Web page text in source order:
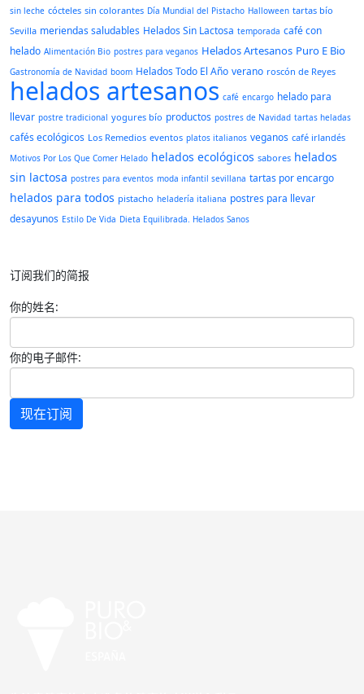
sin leche cócteles sin colorantes Día Mundial del Pistacho Halloween tartas bío
Sevilla meriendas saludables Helados Sin Lactosa temporada café con
helado Alimentación Bio postres para veganos Helados Artesanos Puro E Bio
Gastronomía de Navidad boom Helados Todo El Año verano roscón de Reyes
helados artesanos café encargo helado para
llevar postre tradicional yogures bío productos postres de Navidad tartas heladas
cafés ecológicos Los Remedios eventos platos italianos veganos café irlandés
Motivos Por Los Que Comer Helado helados ecológicos sabores helados
sin lactosa postres para eventos moda infantil sevillana tartas por encargo
helados para todos pistacho heladería italiana postres para llevar
desayunos Estilo De Vida Dieta Equilibrada. Helados Sanos
订阅我们的简报
你的姓名:
你的电子邮件:
现在订阅